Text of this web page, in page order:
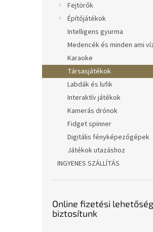
Fejtörők
Építőjátékok
Intelligens gyurma
Medencék és minden ami
Karaoke
Társasjátékok
Labdák és lufik
Interaktív játékok
Kamerás drónok
Fidget spinner
Digitális fényképezőgépek
Játékok utazáshoz
INGYENES SZÁLLÍTÁS
Online fizetési
biztosítunk